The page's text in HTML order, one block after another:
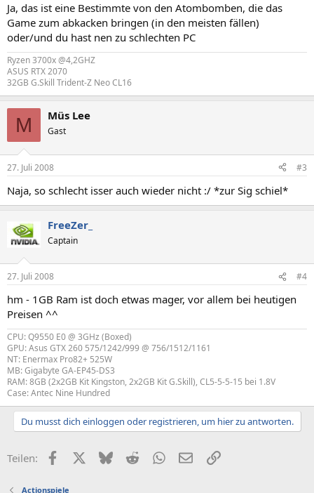
Ja, das ist eine Bestimmte von den Atombomben, die das
Game zum abkacken bringen (in den meisten fällen)
oder/und du hast nen zu schlechten PC
Ryzen 3700x @4,2GHZ
ASUS RTX 2070
32GB G.Skill Trident-Z Neo CL16
M Müs Lee
Gast
27. Juli 2008 #3
Naja, so schlecht isser auch wieder nicht :/ *zur Sig schiel*
FreeZer_
Captain
27. Juli 2008 #4
hm - 1GB Ram ist doch etwas mager, vor allem bei heutigen
Preisen ^^
CPU: Q9550 E0 @ 3GHz (Boxed)
GPU: Asus GTX 260 575/1242/999 @ 756/1512/1161
NT: Enermax Pro82+ 525W
MB: Gigabyte GA-EP45-DS3
RAM: 8GB (2x2GB Kit Kingston, 2x2GB Kit G.Skill), CL5-5-5-15 bei 1.8V
Case: Antec Nine Hundred
Du musst dich einloggen oder registrieren, um hier zu antworten.
Teilen: FacebookX (Twitter)
BlueskyRedditWhatsApp
E-MailLink
Actionspiele